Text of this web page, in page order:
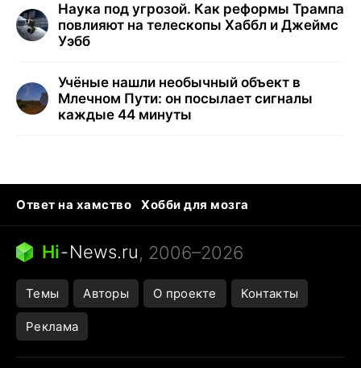
Наука под угрозой. Как реформы Трампа
повлияют на телескопы Хаббл и Джеймс
Уэбб
Учёные нашли необычный объект в
Млечном Пути: он посылает сигналы
каждые 44 минуты
Ответ на хамство
Хобби для мозга
Бензин 100 и 95
Тунцы в океанариуме
Следующая пандемия
Hi-News.ru, 2006–2026
Темы Авторы О проекте Контакты
Реклама